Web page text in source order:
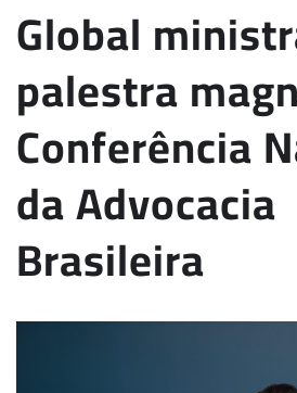
Global
palestra
Conferência
da Advocacia
Brasileira